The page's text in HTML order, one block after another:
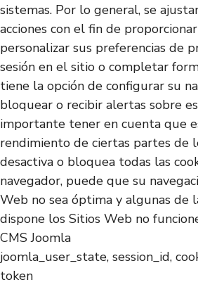
sistemas. Por lo general, se
acciones con el fin de
personalizar sus preferencias de
sesión en el sitio o completar
tiene la opción de configurar su
bloquear o recibir alertas sobre
importante tener en cuenta que
rendimiento de ciertas partes de
desactiva o bloquea todas las
navegador, puede que su
Web no sea óptima y algunas de
dispone los Sitios Web no
CMS Joomla
joomla_user_state, session_id,
token